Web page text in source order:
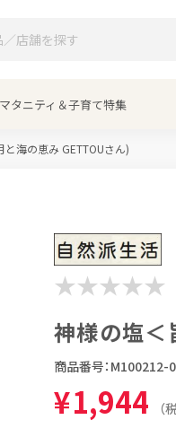
マタニティ＆子育て特集
海の恵み GETTOUさん)
神様の塩＜
商品番号： M100212-
¥1,944 （